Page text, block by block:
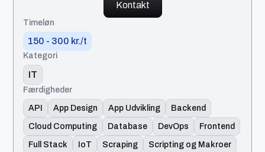
Kontakt
Timeløn
150 - 300 kr./t
Kategori
IT
Færdigheder
API
App Design App Udvikling
Backend
Cloud Computing
Database DevOps
Frontend
Full Stack
IoT Scraping
Scripting og Makroer